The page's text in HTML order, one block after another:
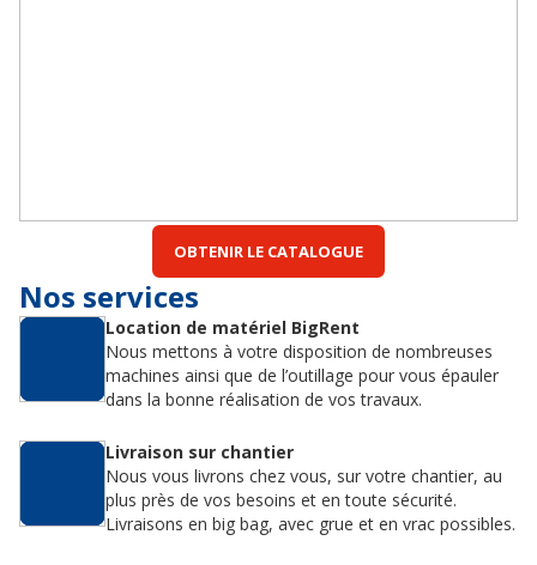
OBTENIR LE CATALOGUE
Nos services
Location de matériel BigRent
Nous mettons à votre disposition de nombreuses
machines ainsi que de l’outillage pour vous épauler
dans la bonne réalisation de vos travaux.
Livraison sur chantier
Nous vous livrons chez vous, sur votre chantier, au
plus près de vos besoins et en toute sécurité.
Livraisons en big bag, avec grue et en vrac possibles.